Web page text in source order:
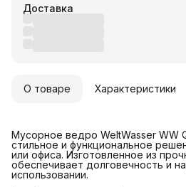
Доставка
О товаре Характеристики
Мусорное ведро WeltWasser WW
стильное и функциональное
или офиса. Изготовленное из
обеспечивает долговечность и
использовании.